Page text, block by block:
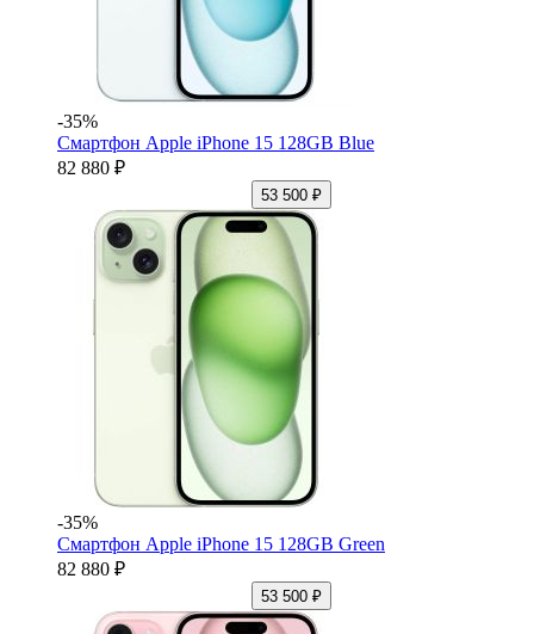
-35%
Смартфон Apple iPhone 15 128GB Blue
82 880 ₽
53 500 ₽
-35%
Смартфон Apple iPhone 15 128GB Green
82 880 ₽
53 500 ₽